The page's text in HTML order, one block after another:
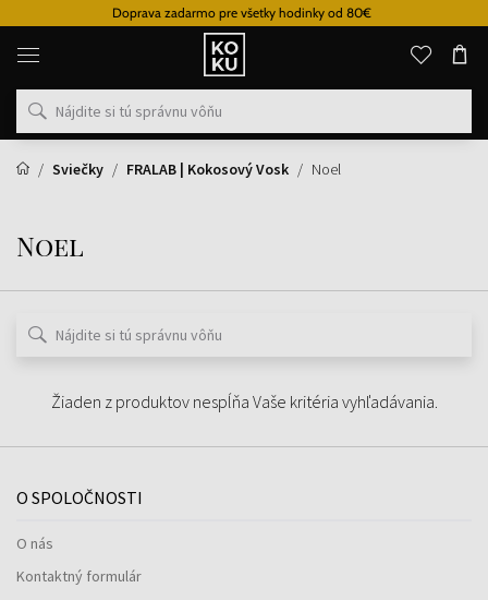
Doprava zadarmo pre všetky hodinky od 80€
Originálne
parfémy
hodinky
na
mieste
Sviečky
FRALAB | Kokosový Vosk Noel
Noel
Žiaden z produktov nespĺňa Vaše kritéria vyhľadávania.
O SPOLOČNOSTI
O nás
Kontaktný formulár